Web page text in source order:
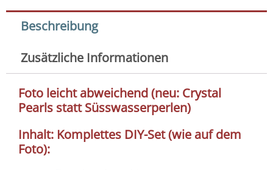
Beschreibung
Zusätzliche Informationen
Foto leicht abweichend (neu: Crystal
Pearls statt Süsswasserperlen)
Inhalt: Komplettes DIY-Set (wie auf dem
Foto):